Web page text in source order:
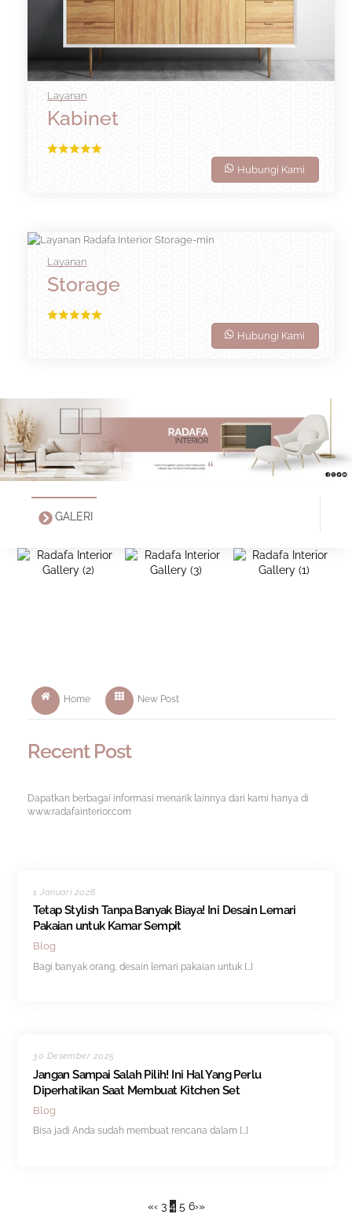
Layanan
Kabinet
Hubungi Kami
Layanan
Storage
Hubungi Kami
GALERI
Home New Post
Recent Post
Dapatkan berbagai informasi menarik lainnya dari kami hanya di
www.radafainterior.com
1 Januari 2026
Tetap Stylish Tanpa Banyak Biaya! Ini Desain Lemari
Pakaian untuk Kamar Sempit
Blog
Bagi banyak orang, desain lemari pakaian untuk […]
30 Desember 2025
Jangan Sampai Salah Pilih! Ini Hal Yang Perlu
Diperhatikan Saat Membuat Kitchen Set
Blog
Bisa jadi Anda sudah membuat rencana dalam […]
«‹ 3 4 5 6›»